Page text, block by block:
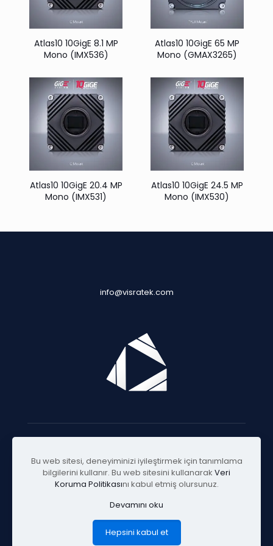
Atlas10 10GigE 8.1 MP
Mono (IMX536)
Atlas10 10GigE 65 MP
Mono (GMAX3265)
Atlas10 10GigE 20.4 MP
Mono (IMX531)
Atlas10 10GigE 24.5 MP
Mono (IMX530)
info@visratek.com
© 2025 Visratek
Bu web sitesi, deneyiminizi iyileştirmek için tanımlama
bilgilerini kullanır. Bu web sitesini kullanarak Veri
Koruma Politikasını kabul etmiş olursunuz.
Devamını oku
Hepsini kabul et